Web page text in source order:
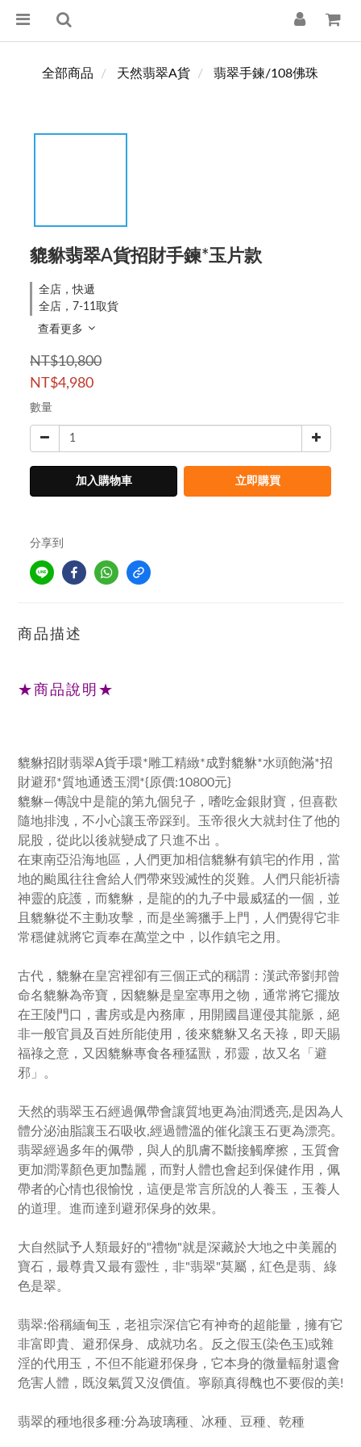
全部商品 天然翡翠A貨 翡翠手鍊/108佛珠
貔貅翡翠A貨招財手鍊*玉片款
全店，快遞
全店，7-11取貨
查看更多
NT$10,800
NT$4,980
數量
加入購物車 立即購買
分享到
商品描述
★商品說明★
貔貅招財翡翠A貨手環*雕工精緻*成對貔貅*水頭飽滿*招
財避邪*質地通透玉潤*{原價:10800元}
貔貅—傳說中是龍的第九個兒子，嗜吃金銀財寶，但喜歡
隨地排洩，不小心讓玉帝踩到。玉帝很火大就封住了他的
屁股，從此以後就變成了只進不出 。
在東南亞沿海地區，人們更加相信貔貅有鎮宅的作用，當
地的颱風往往會給人們帶來毀滅性的災難。人們只能祈禱
神靈的庇護，而貔貅，是龍的的九子中最威猛的一個，並
且貔貅從不主動攻擊，而是坐籌獵手上門，人們覺得它非
常穩健就將它貢奉在萬堂之中，以作鎮宅之用。
古代，貔貅在皇宮裡卻有三個正式的稱謂：漢武帝劉邦曾
命名貔貅為帝寶，因貔貅是皇室專用之物，通常將它擺放
在王陵門口，書房或是內務庫，用開國昌運侵其龍脈，絕
非一般官員及百姓所能使用，後來貔貅又名天祿，即天賜
福祿之意，又因貔貅專食各種猛獸，邪靈，故又名「避
邪」。
天然的翡翠玉石經過佩帶會讓質地更為油潤透亮,是因為人
體分泌油脂讓玉石吸收,經過體溫的催化讓玉石更為漂亮。
翡翠經過多年的佩帶，與人的肌膚不斷接觸摩擦，玉質會
更加潤澤顏色更加豔麗，而對人體也會起到保健作用，佩
帶者的心情也很愉悅，這便是常言所說的人養玉，玉養人
的道理。進而達到避邪保身的效果。
大自然賦予人類最好的"禮物"就是深藏於大地之中美麗的
寶石，最尊貴又最有靈性，非"翡翠"莫屬，紅色是翡、綠
色是翠。
翡翠:俗稱緬甸玉，老祖宗深信它有神奇的超能量，擁有它
非富即貴、避邪保身、成就功名。反之假玉(染色玉)或雜
淫的代用玉，不但不能避邪保身，它本身的微量輻射還會
危害人體，既沒氣質又沒價值。寧願真得醜也不要假的美!
翡翠的種地很多種:分為玻璃種、冰種、豆種、乾種